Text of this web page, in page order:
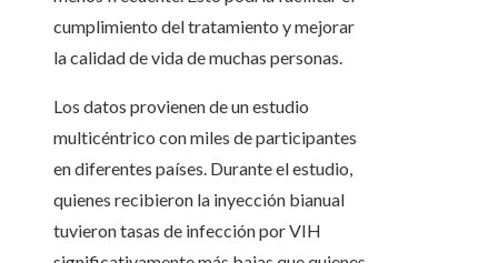
cumplimiento del tratamiento y mejorar
la calidad de vida de muchas personas.
Los datos provienen de un estudio
multicéntrico con miles de participantes
en diferentes países. Durante el estudio,
quienes recibieron la inyección bianual
tuvieron tasas de infección por VIH